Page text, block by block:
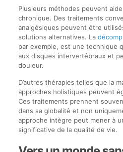
Plusieurs méthodes peuvent
chronique. Des traitements
analgésiques peuvent être
solutions alternatives. La
par exemple, est une technique
aux disques intervertébraux et
douleur.
D’autres thérapies telles que la
approches holistiques peuvent
Ces traitements prennent
dans sa globalité et non
approche intègre peut mener à
significative de la qualité de vie.